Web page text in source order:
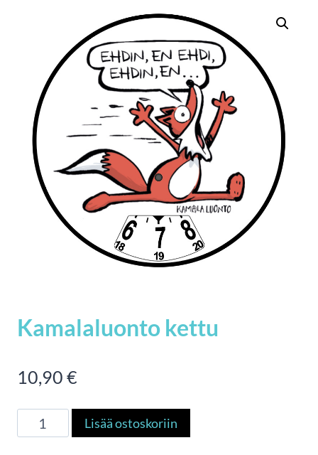
Kamalaluonto kettu
10,90 €
Kamalaluonto
kettu
Lisää ostoskoriin